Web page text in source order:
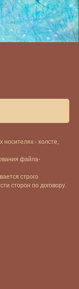
носителях - холсте,
файла-
строго
сторон по договору.